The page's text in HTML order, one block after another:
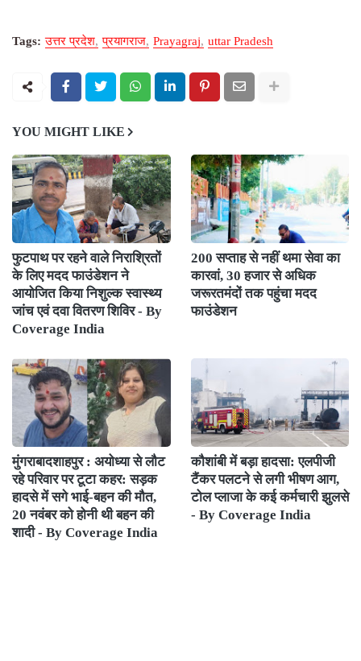
Tags: उत्तर प्रदेश प्रयागराज Prayagraj uttar Pradesh
YOU MIGHT LIKE
फुटपाथ पर रहने वाले निराश्रितों
के लिए मदद फाउंडेशन ने
आयोजित किया निशुल्क स्वास्थ्य
जांच एवं दवा वितरण शिविर - By
Coverage India
200 सप्ताह से नहीं थमा सेवा का
कारवां, 30 हजार से अधिक
जरूरतमंदों तक पहुंचा मदद
फाउंडेशन
मुंगराबादशाहपुर : अयोध्या से लौट
रहे परिवार पर टूटा कहर: सड़क
हादसे में सगे भाई-बहन की मौत,
20 नवंबर को होनी थी बहन की
शादी - By Coverage India
कौशांबी में बड़ा हादसा: एलपीजी
टैंकर पलटने से लगी भीषण आग,
टोल प्लाजा के कई कर्मचारी झुलसे
- By Coverage India